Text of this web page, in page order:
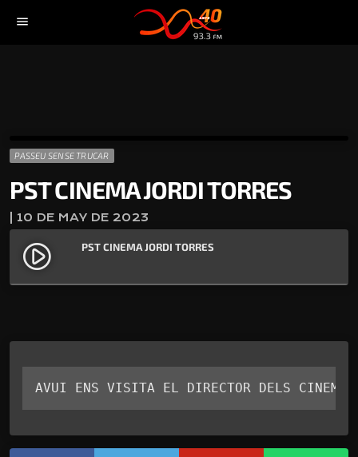
menu
PASSEU SENSE TRUCAR
PST CINEMA JORDI TORRES
| 10 DE MAY DE 2023
play_circle_filled PST CINEMA JORDI TORRES
AVUI ENS VISITA EL DIRECTOR DELS CINEMES